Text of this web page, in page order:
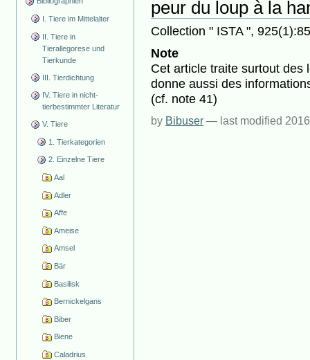
I. Tiere im Mittelalter
II. Tiere in
Tierallegorese und
Tierkunde
III. Tierdichtung
IV. Tiere in nicht-
tierbestimmter Literatur
V. Tiere
1. Tierkategorien
2. Einzelne Tiere
Aal
Adler
Affe
Ameise
Amsel
Bär
Basilisk
Bernickelgans
Biber
Biene
Caladrius
peur du loup à la
Collection " ISTA ",
Note
Cet article traite surtout des
donne aussi des
(cf. note 41)
by Bibuser — last modified